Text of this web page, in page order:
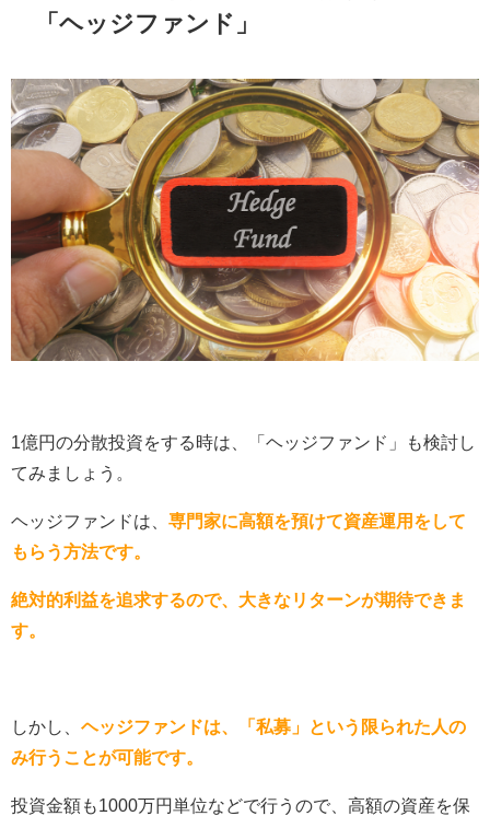
「ヘッジファンド」
1億円の分散投資をする時は、「ヘッジファンド」も検討し
てみましょう。
ヘッジファンドは、 専門家に高額を預けて資産運用をして
もらう方法です。
絶対的利益を追求するので、大きなリターンが期待できま
す。
しかし、 ヘッジファンドは、「私募」という限られた人の
み行うことが可能です。
投資金額も1000万円単位などで行うので、高額の資産を保